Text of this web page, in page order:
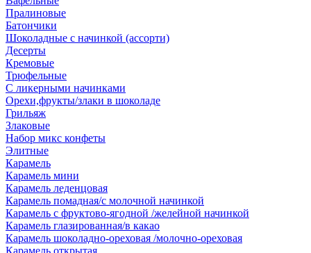
Пралиновые
Батончики
Шоколадные с начинкой (ассорти)
Десерты
Кремовые
Трюфельные
С ликерными начинками
Орехи,фрукты/злаки в шоколаде
Грильяж
Злаковые
Набор микс конфеты
Элитные
Карамель
Карамель мини
Карамель леденцовая
Карамель помадная/с молочной начинкой
Карамель с фруктово-ягодной /желейной начинкой
Карамель глазированная/в какао
Карамель шоколадно-ореховая /молочно-ореховая
Карамель открытая